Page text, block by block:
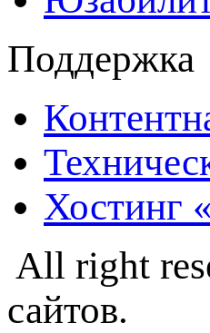
Поддержка
Хостинг
All right
сайтов.